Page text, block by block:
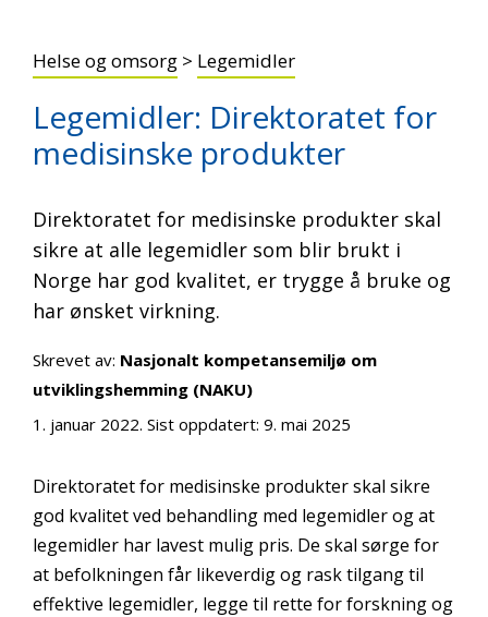
Helse og omsorg > Legemidler
Legemidler: Direktoratet for
medisinske produkter
Direktoratet for medisinske produkter skal
sikre at alle legemidler som blir brukt i
Norge har god kvalitet, er trygge å bruke og
har ønsket virkning.
Skrevet av: Nasjonalt kompetansemiljø om
utviklingshemming (NAKU)
1. januar 2022. Sist oppdatert: 9. mai 2025
Direktoratet for medisinske produkter skal sikre
god kvalitet ved behandling med legemidler og at
legemidler har lavest mulig pris. De skal sørge for
at befolkningen får likeverdig og rask tilgang til
effektive legemidler, legge til rette for forskning og